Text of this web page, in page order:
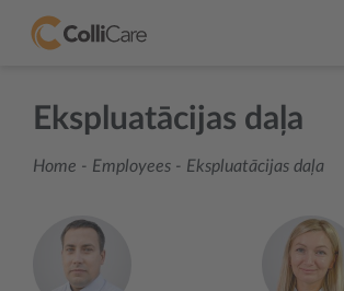
Ekspluatācijas daļa
Home - Employees - Ekspluatācijas daļa